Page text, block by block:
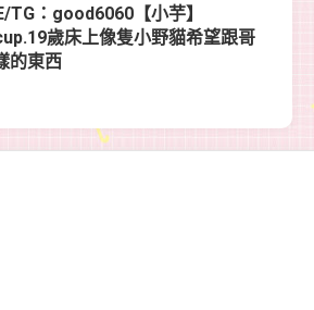
TG：good6060【小芋】
歲床上像隻小野貓希望跟哥
的東西